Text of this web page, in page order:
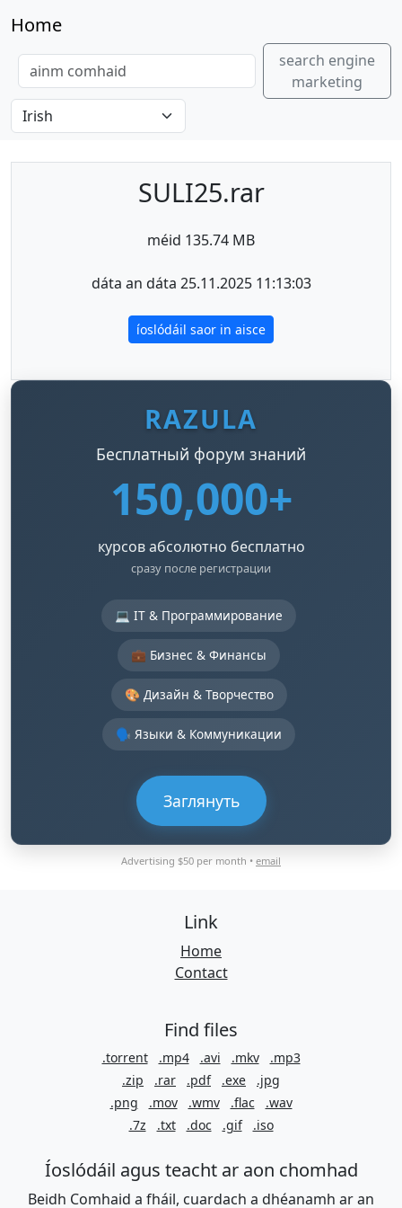
Home
search engine
marketing
SULI25.rar
méid 135.74 MB
dáta an dáta 25.11.2025 11:13:03
íoslódáil saor in aisce
RAZULA
Бесплатный форум знаний
150,000+
курсов абсолютно бесплатно
сразу после регистрации
💻 IT & Программирование
💼 Бизнес & Финансы
🎨 Дизайн & Творчество
🗣️ Языки & Коммуникации
Заглянуть
Advertising $50 per month • email
Link
Home
Contact
Find files
.torrent .mp4 .avi .mkv
.mp3
.zip
.rar .pdf .exe
.jpg
.png
.mov .wmv .flac
.wav
.7z
.txt .doc .gif .iso
Íoslódáil agus teacht ar aon chomhad
Beidh Comhaid a fháil, cuardach a dhéanamh ar an